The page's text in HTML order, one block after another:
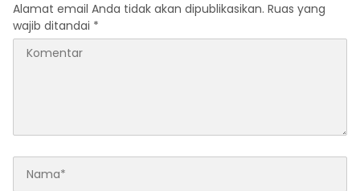
Alamat email Anda tidak akan dipublikasikan. Ruas yang
wajib ditandai *